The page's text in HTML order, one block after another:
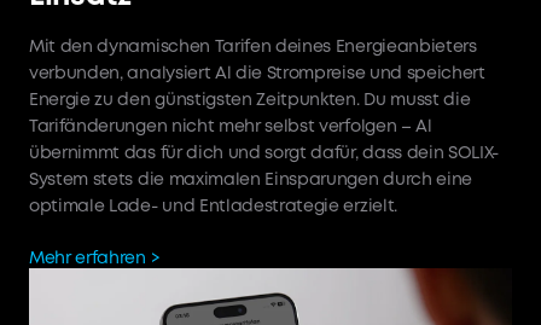
Mit den dynamischen Tarifen deines Energieanbieters
verbunden, analysiert Al die Strompreise und speichert
Energie zu den günstigsten Zeitpunkten. Du musst die
Tarifänderungen nicht mehr selbst verfolgen – Al
übernimmt das für dich und sorgt dafür, dass dein SOLIX-
System stets die maximalen Einsparungen durch eine
optimale Lade- und Entladestrategie erzielt.
Mehr erfahren >